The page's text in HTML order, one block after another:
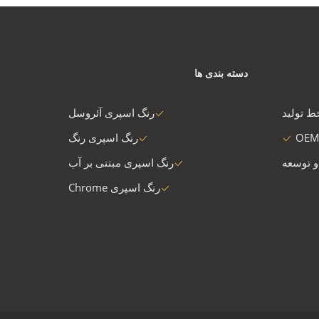
دسته بندی ها
رنگ اسپری آئروسل
رنگ اسپری رنگ
رنگ اسپری مبتنی بر آب
رنگ اسپری Chrome
تولید
توسعه